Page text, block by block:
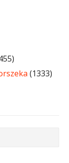
(1333)